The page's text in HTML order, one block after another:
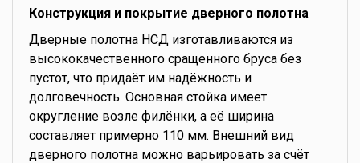
Конструкция и покрытие дверного полотна
Дверные полотна НСД изготавливаются из
высококачественного сращенного бруса без
пустот, что придаёт им надёжность и
долговечность. Основная стойка имеет
округление возле филёнки, а её ширина
составляет примерно 110 мм. Внешний вид
дверного полотна можно варьировать за счёт